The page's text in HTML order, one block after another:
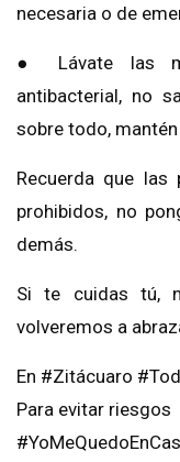
necesaria o de
● Lávate las
antibacterial, no
sobre todo,
Recuerda que las
prohibidos, no
demás.
Si te cuidas tú,
volveremos a
En #Zitácuaro
Para evitar riesgos